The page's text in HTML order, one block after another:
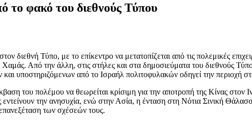
το φακό του διεθνούς Τύπου
διεθνή Τύπο, με το επίκεντρο να μετατοπίζεται από τις πολεμικές
Από την άλλη, στις στήλες και στα δημοσιεύματα του διεθνούς
υποστηριζόμενων από το Ισραήλ πολιτοφυλακών οδηγεί την περιοχή
του πολέμου να θεωρείται κρίσιμη για την αποτροπή της Κίνας στον
την ανησυχία, ενώ στην Ασία, η ένταση στη Νότια Σινική
των σχέσεών τους.